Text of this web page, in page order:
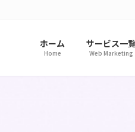
ホーム
Home
サービス一
Web Marketing